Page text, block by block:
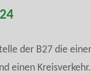
der B27 die
einen Kreisverkehr.